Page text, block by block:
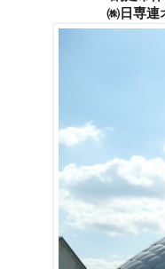
㈱日専